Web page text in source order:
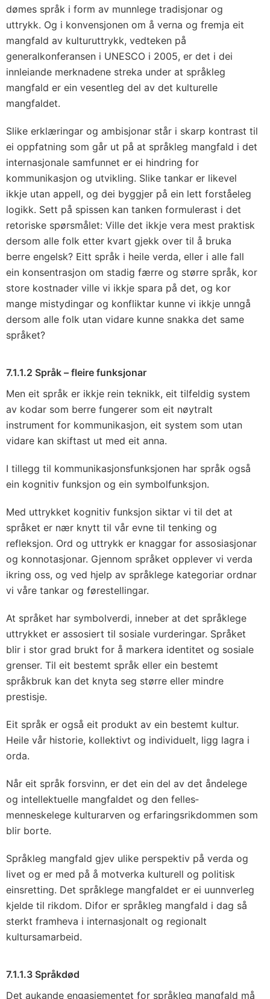
dømes språk i form av munnlege tradisjonar og
uttrykk. Og i konvensjonen om å verna og fremja eit
mangfald av kulturuttrykk, vedteken på
generalkonferansen i UNESCO i 2005, er det i dei
innleiande merknadene streka under at språkleg
mangfald er ein vesentleg del av det kulturelle
mangfaldet.
Slike erklæringar og ambisjonar står i skarp kontrast til
ei oppfatning som går ut på at språkleg mangfald i det
internasjonale samfunnet er ei hindring for
kommunikasjon og utvikling. Slike tankar er likevel
ikkje utan appell, og dei byggjer på ein lett forståeleg
logikk. Sett på spissen kan tanken formulerast i det
retoriske spørsmålet: Ville det ikkje vera mest praktisk
dersom alle folk etter kvart gjekk over til å bruka
berre engelsk? Eitt språk i heile verda, eller i alle fall
ein konsentrasjon om stadig færre og større språk, kor
store kostnader ville vi ikkje spara på det, og kor
mange mistydingar og konfliktar kunne vi ikkje unngå
dersom alle folk utan vidare kunne snakka det same
språket?
7.1.1.2 Språk – fleire funksjonar
Men eit språk er ikkje rein teknikk, eit tilfeldig system
av kodar som berre fungerer som eit nøytralt
instrument for kommunikasjon, eit system som utan
vidare kan skiftast ut med eit anna.
I tillegg til kommunikasjonsfunksjonen har språk også
ein kognitiv funksjon og ein symbolfunksjon.
Med uttrykket kognitiv funksjon siktar vi til det at
språket er nær knytt til vår evne til tenking og
refleksjon. Ord og uttrykk er knaggar for assosiasjonar
og konnotasjonar. Gjennom språket opplever vi verda
ikring oss, og ved hjelp av språklege kategoriar ordnar
vi våre tankar og førestellingar.
At språket har symbolverdi, inneber at det språk­lege
uttrykket er assosiert til sosiale vurderingar. Språket
blir i stor grad brukt for å markera identitet og sosiale
grenser. Til eit bestemt språk eller ein bestemt
språkbruk kan det knyta seg større eller mindre
prestisje.
Eit språk er også eit produkt av ein bestemt kultur.
Heile vår historie, kollektivt og individuelt, ligg lagra i
orda.
Når eit språk forsvinn, er det ein del av det åndelege
og intellektuelle mangfaldet og den felles­
menneskelege kulturarven og erfaringsrikdommen som
blir borte.
Språkleg mangfald gjev ulike perspektiv på verda og
livet og er med på å motverka kulturell og politisk
einsretting. Det språklege mangfaldet er ei uunnverleg
kjelde til rikdom. Difor er språkleg mangfald i dag så
sterkt framheva i internasjonalt og regionalt
kultursamarbeid.
7.1.1.3 Språkdød
Det aukande engasjementet for språkleg mangfald må